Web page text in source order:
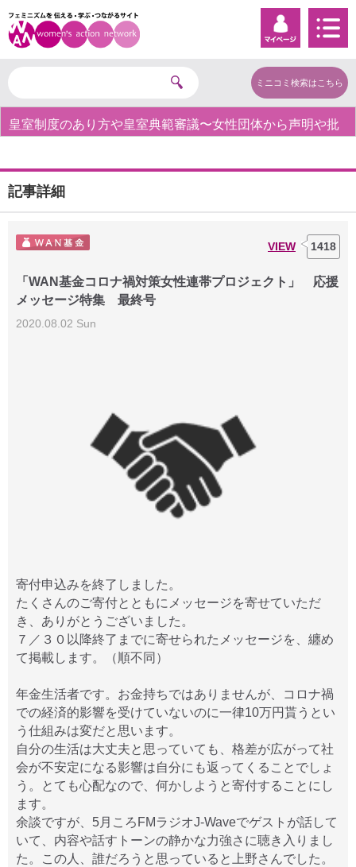
ミニコミ検索はこちら
皇室制度のあり方や皇室典範審議〜女性団体から声明や批
記事詳細
VIEW 1418
「WAN基金コロナ禍対策女性連帯プロジェクト」 応援
メッセージ特集 最終号
2020.08.02 Sun
寄付申込みを終了しました。
たくさんのご寄付とともにメッセージを寄せていただ
き、ありがとうございました。
７／３０以降終了までに寄せられたメッセージを、纏め
て掲載します。（順不同）
年金生活者です。お金持ちではありませんが、コロナ禍
での経済的影響を受けていないのに一律10万円貰うとい
う仕組みは変だと思います。
自分の生活は大丈夫と思っていても、格差が広がって社
会が不安定になる影響は自分にも返ってくることでしょ
う。とても心配なので、何かしようと寄付することにし
ます。
余談ですが、5月ころFMラジオJ-Waveでゲストが話して
いて、内容や話すトーンの静かな力強さに聴き入りまし
た。この人、誰だろうと思っていると上野さんでした。